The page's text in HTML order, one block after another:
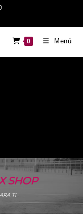
0 Menú
SHOP
TI